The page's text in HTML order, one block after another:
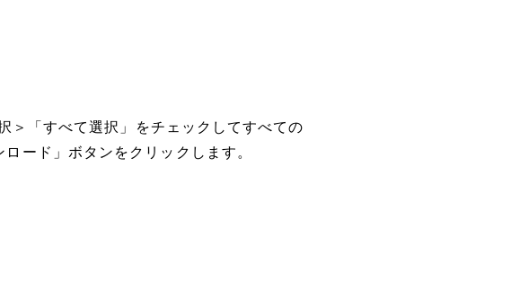
＞「すべて選択」をチェックしてすべての
ード」ボタンをクリックします。